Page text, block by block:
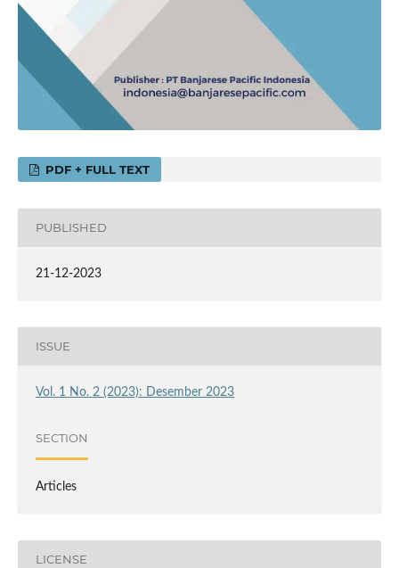
PDF + FULL TEXT
PUBLISHED
21-12-2023
ISSUE
Vol. 1 No. 2 (2023): Desember 2023
SECTION
Articles
LICENSE